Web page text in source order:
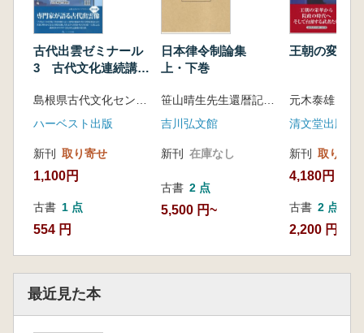
古代出雲ゼミナール
3 古代文化連続講座
ハーベスト出版
新刊 取り寄せ
1,100円
古書 1 点
554 円
日本律令制論集
上・下巻
吉川弘文館
新刊 在庫なし
古書 2 点
5,500 円~
王朝の変容
元木泰雄 編
清文堂出版
新刊 取り寄せ
4,180円
古書 2 点
2,200 円~
最近見た本